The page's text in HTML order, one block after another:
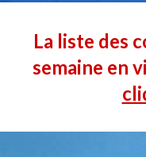
La liste des
semaine en